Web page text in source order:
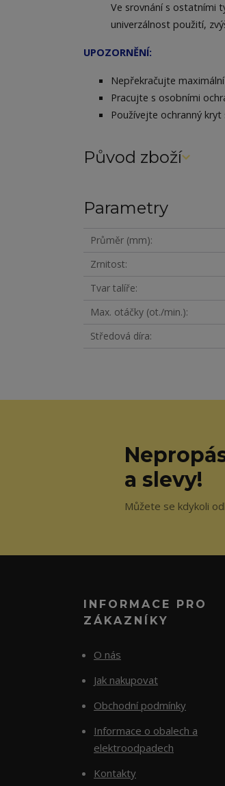
Ve srovnání s ostatními
univerzálnost použití,
UPOZORNĚNÍ:
Nepřekračujte
Pracujte s osobními
Používejte ochranný kryt
Původ zboží
Parametry
Průměr (mm)
Zrnitost
Tvar talíře
Max. otáčky (ot./min.)
Středová díra
a slevy!
Můžete se kdykoli
INFORMACE PRO
ZÁKAZNÍKY
O nás
Jak nakupovat
Obchodní podmínky
Informace o obalech a
elektroodpadech
Kontakty